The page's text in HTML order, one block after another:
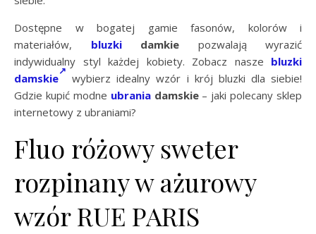
Dostępne w bogatej gamie fasonów, kolorów i
materiałów, bluzkidamkie pozwalają wyrazić
indywidualny styl każdej kobiety. Zobacz nasze bluzki
damskie
wybierz idealny wzór i krój bluzki dla siebie!
Gdzie kupić modne ubraniadamskie– jaki polecany sklep
internetowy z ubraniami?
Fluo różowy sweter
rozpinany w ażurowy
wzór RUE PARIS